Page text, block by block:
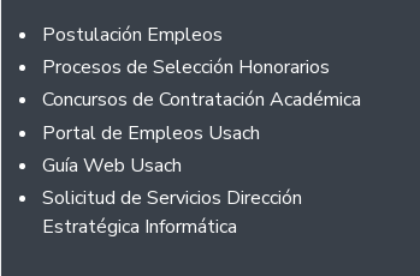
Rodapé
Postulación Empleos
Procesos de Selección Honorarios
Concursos de Contratación Académica
Portal de Empleos Usach
Guía Web Usach
Solicitud de Servicios Dirección
Estratégica Informática